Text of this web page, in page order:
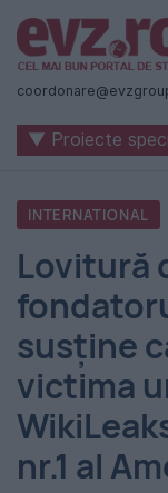
Știri
naționale
internaționale
România
-
Evenimentul
Zilei
▼ Proiecte
INTERNATIONAL
Lovitură
susține
victima
nr.1 al